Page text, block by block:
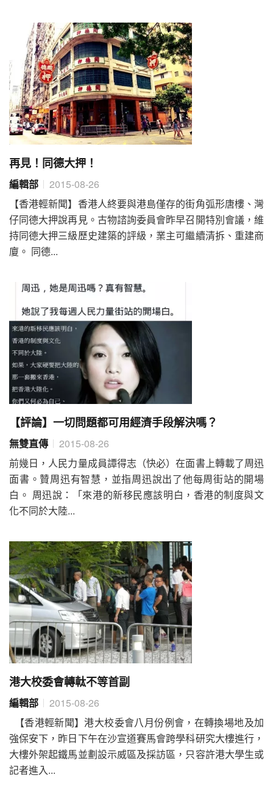
再見！同德大押！
編輯部
2015-08-26
【香港輕新聞】香港人終要與港島僅存的街角弧形唐樓、灣
仔同德大押說再見。古物諮詢委員會昨早召開特別會議，維
持同德大押三級歷史建築的評級，業主可繼續清拆、重建商
廈。 同德...
【評論】一切問題都可用經濟手段解決嗎？
無雙直傳
2015-08-26
前幾日，人民力量成員譚得志（快必）在面書上轉載了周迅
面書。贊周迅有智慧，並指周迅說出了他每周街站的開場
白。 周迅說：「來港的新移民應該明白，香港的制度與文
化不同於大陸...
港大校委會轉軚不等首副
編輯部
2015-08-26
【香港輕新聞】港大校委會八月份例會，在轉換場地及加
強保安下，昨日下午在沙宣道賽馬會跨學科研究大樓進行，
大樓外架起鐵馬並劃設示威區及採訪區，只容許港大學生或
記者進入...